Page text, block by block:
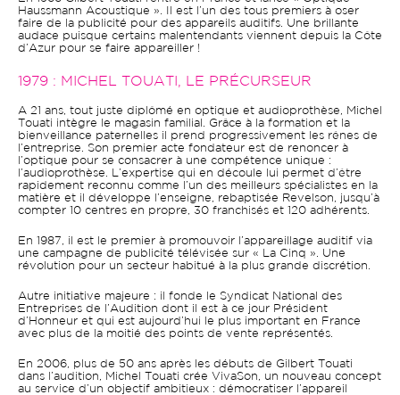
Haussmann Acoustique ». Il est l’un des tous premiers à oser
faire de la publicité pour des appareils auditifs. Une brillante
audace puisque certains malentendants viennent depuis la Côte
d’Azur pour se faire appareiller !
1979 : MICHEL TOUATI, LE PRÉCURSEUR
A 21 ans, tout juste diplômé en optique et audioprothèse, Michel
Touati intègre le magasin familial. Grâce à la formation et la
bienveillance paternelles il prend progressivement les rênes de
l’entreprise. Son premier acte fondateur est de renoncer à
l’optique pour se consacrer à une compétence unique :
l’audioprothèse. L’expertise qui en découle lui permet d’être
rapidement reconnu comme l’un des meilleurs spécialistes en la
matière et il développe l’enseigne, rebaptisée Revelson, jusqu’à
compter 10 centres en propre, 30 franchisés et 120 adhérents.
En 1987, il est le premier à promouvoir l’appareillage auditif via
une campagne de publicité télévisée sur « La Cinq ». Une
révolution pour un secteur habitué à la plus grande discrétion.
Autre initiative majeure : il fonde le Syndicat National des
Entreprises de l’Audition dont il est à ce jour Président
d’Honneur et qui est aujourd’hui le plus important en France
avec plus de la moitié des points de vente représentés.
En 2006, plus de 50 ans après les débuts de Gilbert Touati
dans l’audition, Michel Touati crée VivaSon, un nouveau concept
au service d’un objectif ambitieux : démocratiser l’appareil